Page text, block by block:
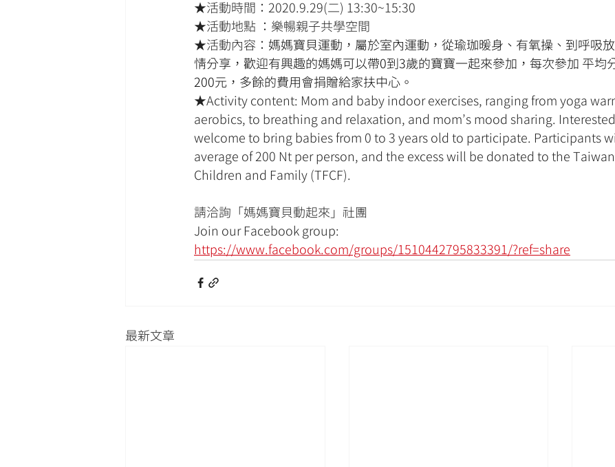
★活動時間：2020.9.29(二) 13:30~15:30
★活動地點 ：樂暢親子共學空間
★活動內容： 媽媽寶貝運動，屬於室內運動，從瑜珈暖身、有氧操、到呼吸
情分享，歡迎有興趣的媽媽可以帶0到3歲的寶寶一起來參加，每次參加 平均
200元，多餘的費用會捐贈給家扶中心。
★Activity content: Mom and baby indoor exercises, ranging from yoga
aerobics, to breathing and relaxation, and mom’s mood sharing.
welcome to bring babies from 0 to 3 years old to participate. Participants
average of 200 Nt per person, and the excess will be donated to the
Children and Family (TFCF).
請洽詢「媽媽寶貝動起來」社團
Join our Facebook group:
https://www.facebook.com/groups/1510442795833391/?ref=share
最新文章